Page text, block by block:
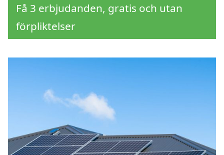
Få 3 erbjudanden, gratis och utan
förpliktelser